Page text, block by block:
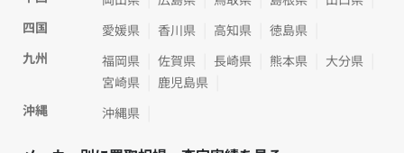
四国
愛媛県 香川県 高知県
徳島県
九州
福岡県 佐賀県 長崎県 熊本県
大分県
宮崎県
鹿児島県
沖縄
沖縄県